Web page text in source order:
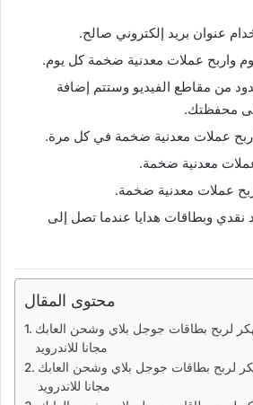
عنوان بريد إلكتروني صالح.
واربح عملات معدنية ضخمة كل يوم.
من مقاطع الفيديو وستتم إضافة
محفظتك.
عملات معدنية ضخمة في كل مرة.
معدنية ضخمة.
عملات معدنية ضخمة.
وبطاقات هدايا عندما تصل إلى
محتوى المقال
لربح بطاقات جوجل بلاي وشحن العابك
مجانا للاندرويد
لربح بطاقات جوجل بلاي وشحن العابك
مجانا للاندرويد